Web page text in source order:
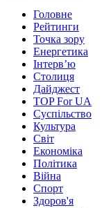
Головне
Рейтинги
Точка зору
Енергетика
Інтерв’ю
Столиця
Дайджест
TOP For UA
Суспiльство
Культура
Світ
Економіка
Політика
Війна
Спорт
Здоров'я